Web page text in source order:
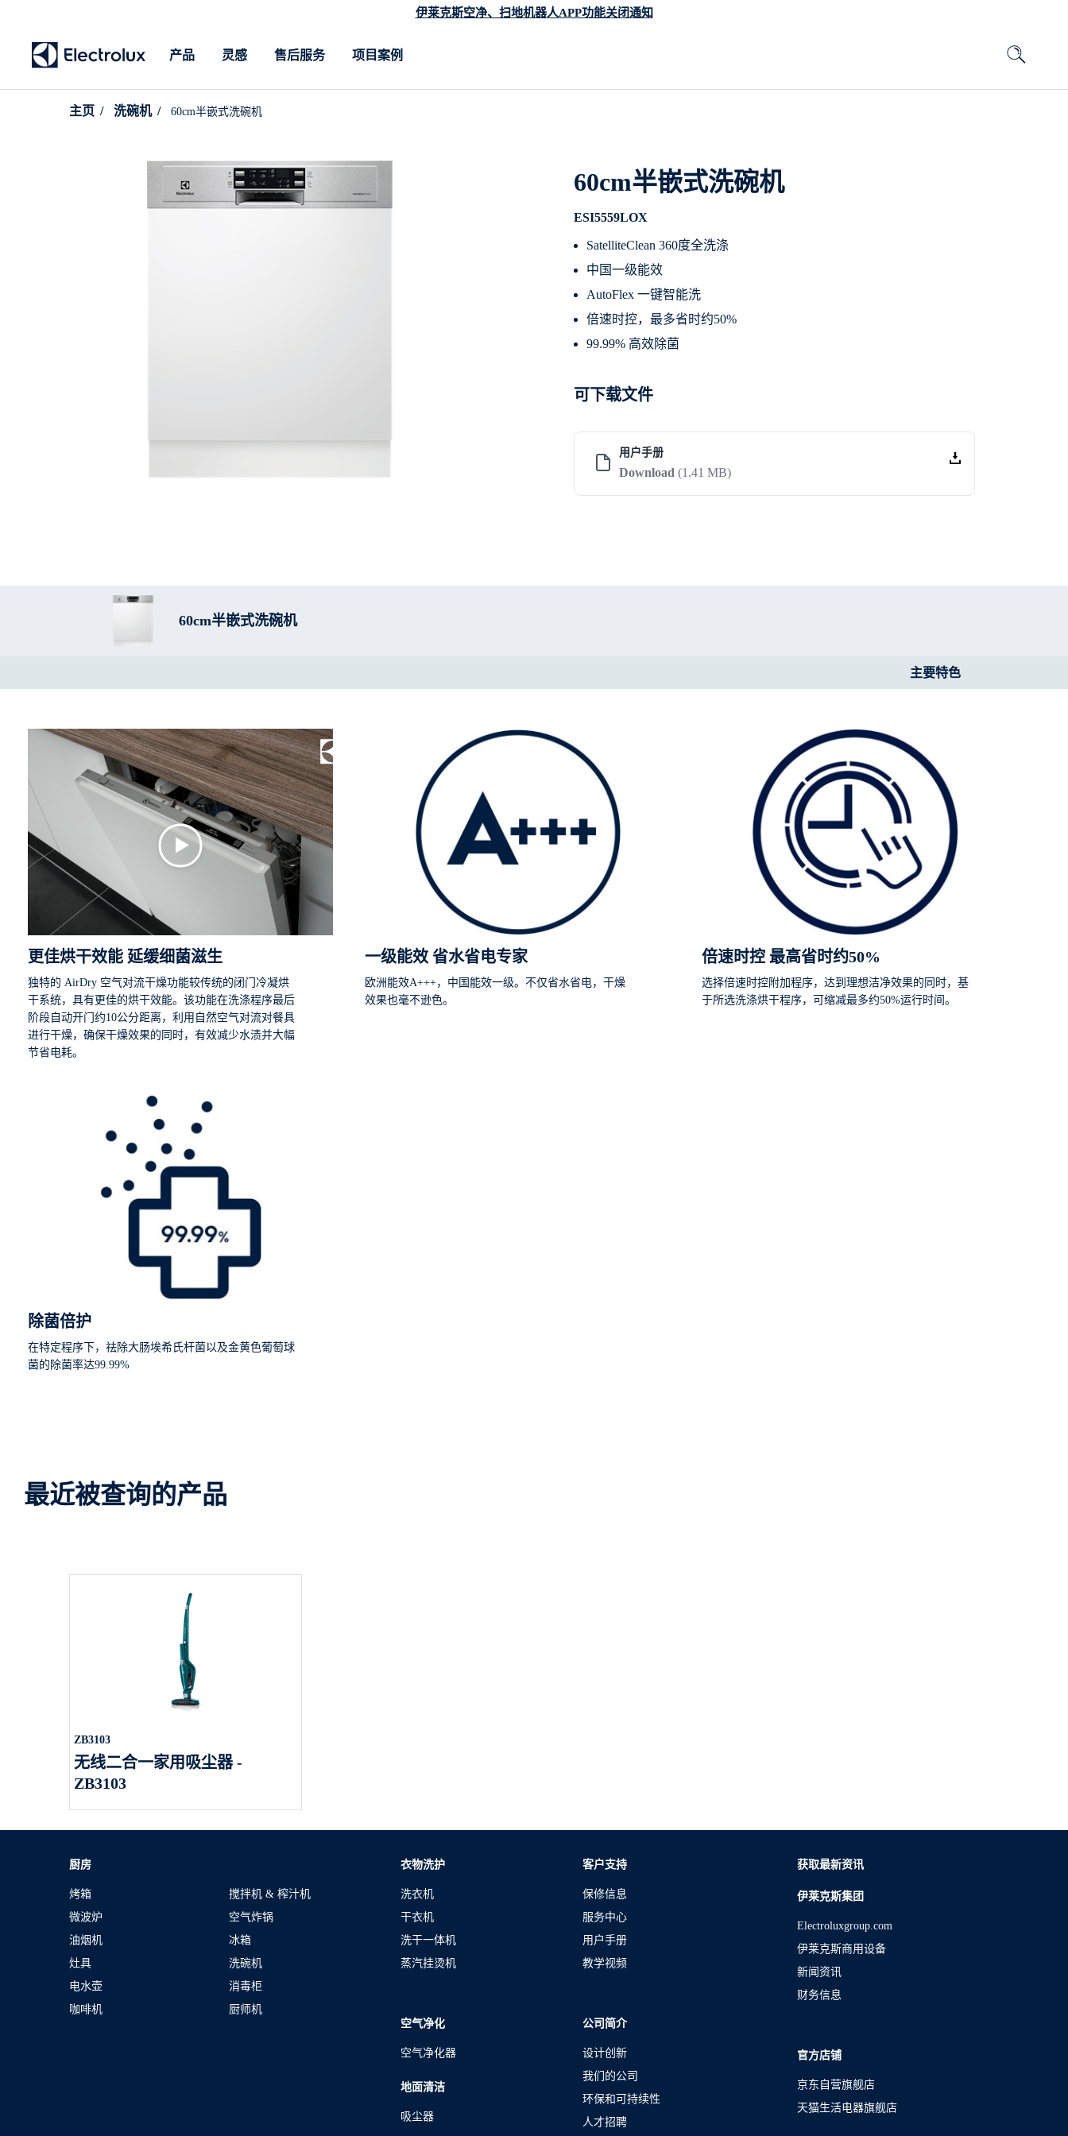
伊莱克斯空净、扫地机器人APP功能关闭通知
产品 灵感 售后服务 项目案例
主页 洗碗机 60cm半嵌式洗碗机
60cm半嵌式洗碗机
ESI5559LOX
SatelliteClean 360度全洗涤
中国一级能效
AutoFlex 一键智能洗
倍速时控，最多省时约50%
99.99% 高效除菌
可下载文件
用户手册
Download (1.41 MB)
60cm半嵌式洗碗机
主要特色
更佳烘干效能 延缓细菌滋生
独特的 AirDry 空气对流干燥功能较传统的闭门冷凝烘
干系统，具有更佳的烘干效能。该功能在洗涤程序最后
阶段自动开门约10公分距离，利用自然空气对流对餐具
进行干燥，确保干燥效果的同时，有效减少水渍并大幅
节省电耗。
一级能效 省水省电专家
欧洲能效A+++，中国能效一级。不仅省水省电，干燥
效果也毫不逊色。
倍速时控 最高省时约50%
选择倍速时控附加程序，达到理想洁净效果的同时，基
于所选洗涤烘干程序，可缩减最多约50%运行时间。
除菌倍护
在特定程序下，祛除大肠埃希氏杆菌以及金黄色葡萄球
菌的除菌率达99.99%
最近被查询的产品
ZB3103
无线二合一家用吸尘器 -
ZB3103
厨房
烤箱
微波炉
油烟机
灶具
电水壶
咖啡机
搅拌机 & 榨汁机
空气炸锅
冰箱
洗碗机
消毒柜
厨师机
衣物洗护
洗衣机
干衣机
洗干一体机
蒸汽挂烫机
空气净化
空气净化器
地面清洁
吸尘器
客户支持
保修信息
服务中心
用户手册
教学视频
公司简介
设计创新
我们的公司
环保和可持续性
人才招聘
获取最新资讯
伊莱克斯集团
Electroluxgroup.com
伊莱克斯商用设备
新闻资讯
财务信息
官方店铺
京东自营旗舰店
天猫生活电器旗舰店